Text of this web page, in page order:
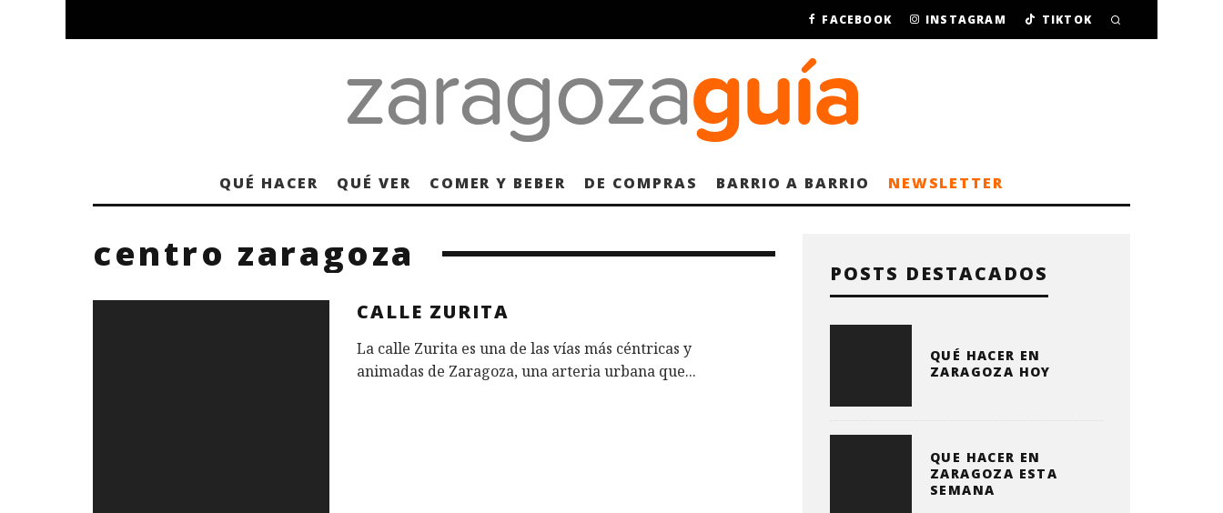
FACEBOOK INSTAGRAM TIKTOK
QUÉ HACER QUÉ VER COMER Y BEBER DE COMPRAS BARRIO A BARRIO NEWSLETTER
centro zaragoza
CALLE ZURITA
La calle Zurita es una de las vías más céntricas y
animadas de Zaragoza, una arteria urbana que...
POSTS DESTACADOS
QUÉ HACER EN
ZARAGOZA HOY
QUE HACER EN
ZARAGOZA ESTA
SEMANA